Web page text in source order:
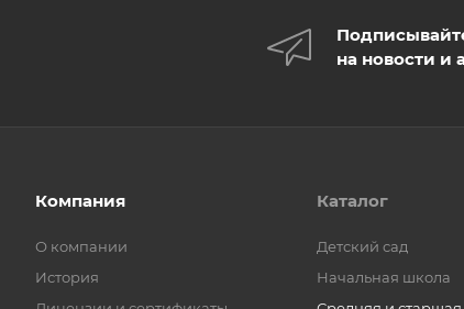
на новости и
Компания
О компании
История
Каталог
Детский сад
Начальная школа